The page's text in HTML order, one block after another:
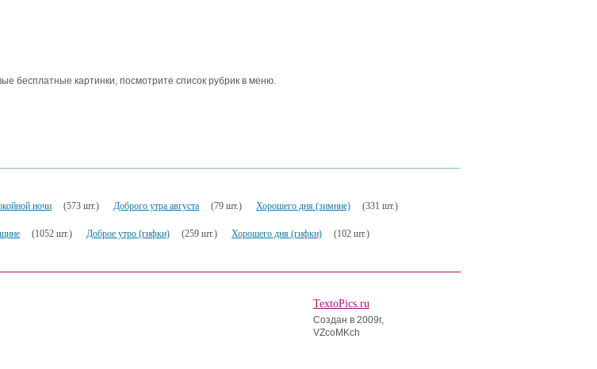
бесплатные картинки, посмотрите список рубрик в меню.
ночи (573 шт.) Доброго утра августа (79 шт.) Хорошего дня (зимние) (331 шт.)
(1052 шт.) Доброе утро (гифки) (259 шт.) Хорошего дня (гифки) (102 шт.)
TextoPics.ru
Создан в 2009г,
VZcoMKch